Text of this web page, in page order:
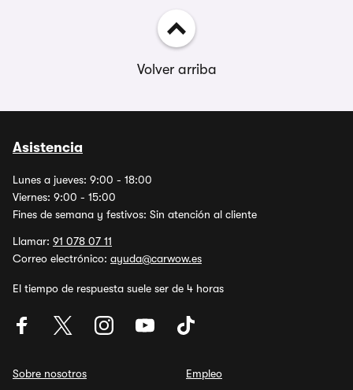
Volver arriba
Asistencia
Lunes a jueves: 9:00 - 18:00
Viernes: 9:00 - 15:00
Fines de semana y festivos: Sin atención al cliente
Llamar: 91 078 07 11
Correo electrónico: ayuda@carwow.es
El tiempo de respuesta suele ser de 4 horas
Sobre nosotros
Empleo